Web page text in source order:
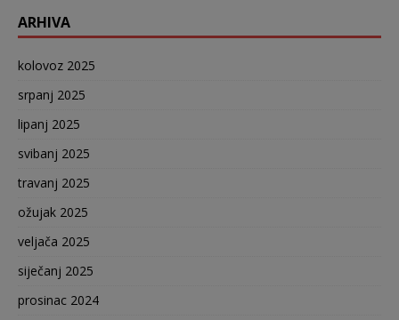
ARHIVA
kolovoz 2025
srpanj 2025
lipanj 2025
svibanj 2025
travanj 2025
ožujak 2025
veljača 2025
siječanj 2025
prosinac 2024